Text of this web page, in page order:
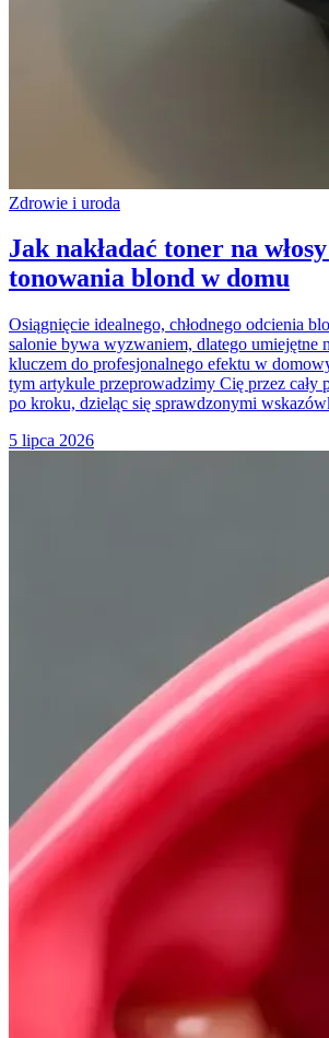
Zdrowie i uroda
Jak nakładać toner na
tonowania blond w domu
Osiągnięcie idealnego, chłodnego odcienia
salonie bywa wyzwaniem, dlatego umiejętne
kluczem do profesjonalnego efektu w
tym artykule przeprowadzimy Cię przez cały
po kroku, dzieląc się sprawdzonymi
5 lipca 2026